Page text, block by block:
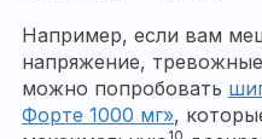
Например, если вам
напряжение,
можно попробовать
Форте 1000 мг»,